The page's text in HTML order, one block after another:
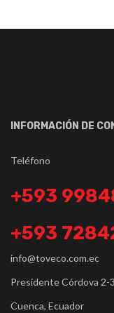
INFORMACIÓN DE
Teléfono
+593
+593
info@toveco.com.ec
Presidente Córdova 2-
Cuenca, Ecuador